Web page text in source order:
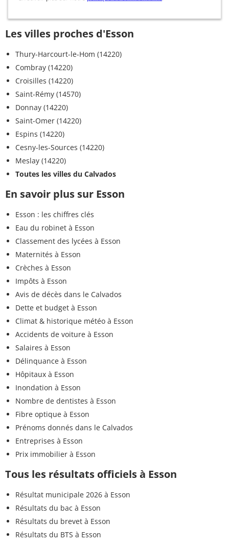
Les villes proches d'Esson
Thury-Harcourt-le-Hom (14220)
Combray (14220)
Croisilles (14220)
Saint-Rémy (14570)
Donnay (14220)
Saint-Omer (14220)
Espins (14220)
Cesny-les-Sources (14220)
Meslay (14220)
Toutes les villes du Calvados
En savoir plus sur Esson
Esson : les chiffres clés
Eau du robinet à Esson
Classement des lycées à Esson
Maternités à Esson
Crèches à Esson
Impôts à Esson
Avis de décès dans le Calvados
Dette et budget à Esson
Climat & historique météo à Esson
Accidents de voiture à Esson
Salaires à Esson
Délinquance à Esson
Hôpitaux à Esson
Inondation à Esson
Nombre de dentistes à Esson
Fibre optique à Esson
Prénoms donnés dans le Calvados
Entreprises à Esson
Prix immobilier à Esson
Tous les résultats officiels à Esson
Résultat municipale 2026 à Esson
Résultats du bac à Esson
Résultats du brevet à Esson
Résultats du BTS à Esson